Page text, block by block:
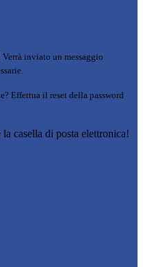
Verrà inviato un messaggio
Effettua il reset della password
casella di posta elettronica!